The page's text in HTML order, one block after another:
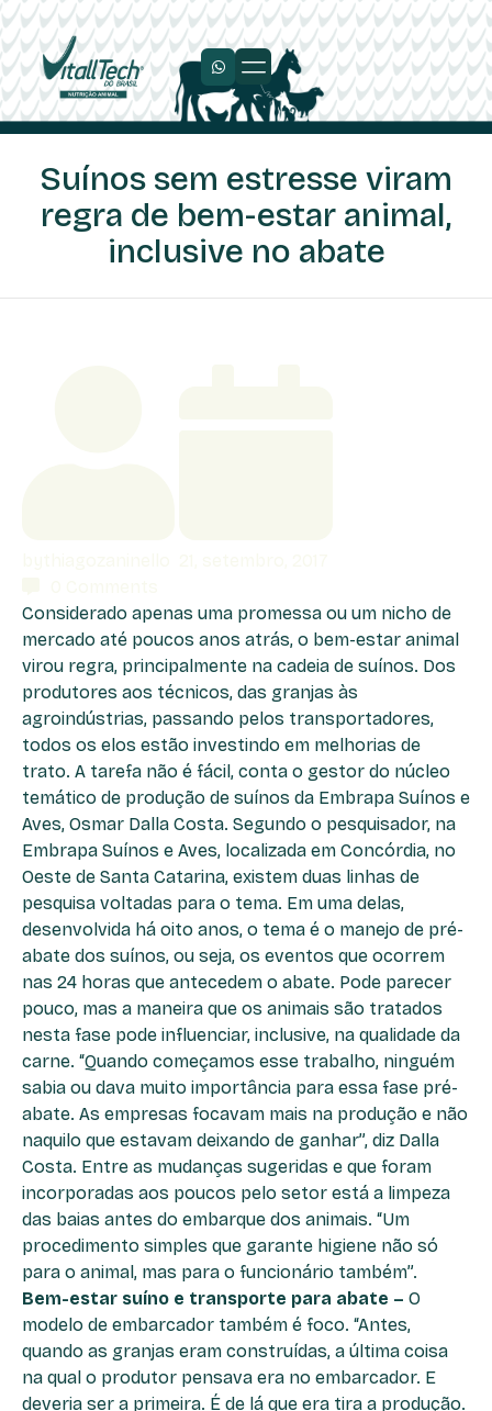
Suínos sem estresse viram
regra de bem-estar animal,
inclusive no abate
Considerado apenas uma promessa ou um nicho de
mercado até poucos anos atrás, o bem-estar animal
virou regra, principalmente na cadeia de suínos. Dos
produtores aos técnicos, das granjas às
agroindústrias, passando pelos transportadores,
todos os elos estão investindo em melhorias de
trato. A tarefa não é fácil, conta o gestor do núcleo
temático de produção de suínos da Embrapa Suínos e
Aves, Osmar Dalla Costa. Segundo o pesquisador, na
Embrapa Suínos e Aves, localizada em Concórdia, no
Oeste de Santa Catarina, existem duas linhas de
pesquisa voltadas para o tema. Em uma delas,
desenvolvida há oito anos, o tema é o manejo de pré-
abate dos suínos, ou seja, os eventos que ocorrem
nas 24 horas que antecedem o abate. Pode parecer
pouco, mas a maneira que os animais são tratados
nesta fase pode influenciar, inclusive, na qualidade da
carne. “Quando começamos esse trabalho, ninguém
sabia ou dava muito importância para essa fase pré-
abate. As empresas focavam mais na produção e não
naquilo que estavam deixando de ganhar”, diz Dalla
Costa. Entre as mudanças sugeridas e que foram
incorporadas aos poucos pelo setor está a limpeza
das baias antes do embarque dos animais. “Um
procedimento simples que garante higiene não só
para o animal, mas para o funcionário também”.
Bem-estar suíno e transporte para abate – O
modelo de embarcador também é foco. “Antes,
quando as granjas eram construídas, a última coisa
na qual o produtor pensava era no embarcador. E
deveria ser a primeira. É de lá que era tira a produção.